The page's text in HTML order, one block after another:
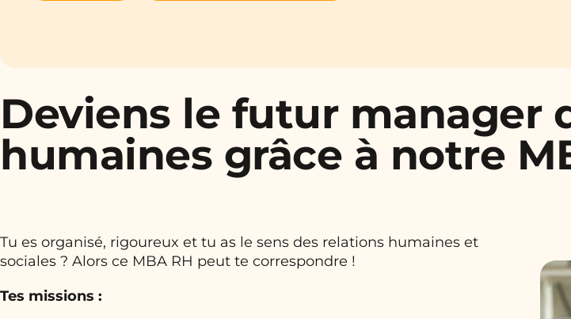
Deviens le futur manager
humaines grâce à notre
Tu es organisé, rigoureux et tu as le sens des relations humaines et
sociales ? Alors ce MBA RH peut te correspondre !
Tes missions :